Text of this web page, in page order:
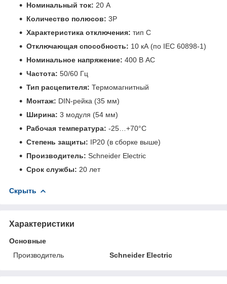
Номинальный ток: 20 A
Количество полюсов: 3P
Характеристика отключения: тип C
Отключающая способность: 10 кА (по IEC 60898-1)
Номинальное напряжение: 400 В AC
Частота: 50/60 Гц
Тип расцепителя: Термомагнитный
Монтаж: DIN-рейка (35 мм)
Ширина: 3 модуля (54 мм)
Рабочая температура: -25…+70°C
Степень защиты: IP20 (в сборке выше)
Производитель: Schneider Electric
Срок службы: 20 лет
Скрыть
Характеристики
Основные
Производитель
Schneider Electric